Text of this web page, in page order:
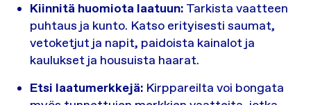
Kiinnitä huomiota laatuun: Tarkista vaatteen
puhtaus ja kunto. Katso erityisesti saumat,
vetoketjut ja napit, paidoista kainalot ja
kaulukset ja housuista haarat.
Etsi laatumerkkejä:Kirppareilta voi bongata